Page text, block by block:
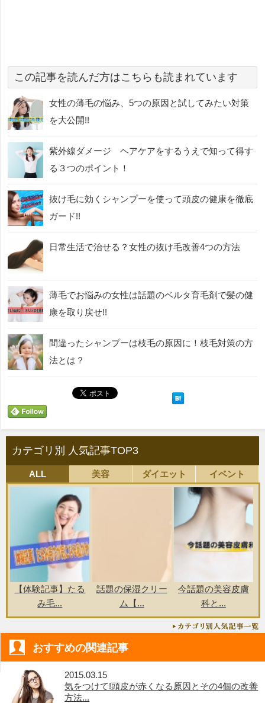
この記事を読んだ方はこちらも読まれています
女性の薄毛の悩み、5つの原因と試してみたい対策
を大公開!!
紫外線ダメージ ヘアケアをするうえで知って得す
る３つのポイント！
抜け毛に効くシャンプーを使って頭皮の健康を徹底
ガード!!
日常生活で治せる？女性の抜け毛改善4つの方法
薄毛でお悩みの女性は話題のベルタ育毛剤で髪の健
康を取り戻せ!!
間違ったシャンプーは枝毛の原因に！枝毛対策の方
法とは？
カテゴリ別 人気記事TOP3
ALL 美容 ダイエット イベント
【体験記事】たる
み毛...
話題の保湿クリー
ム【...
今話題の美容皮膚
科と...
おすすめの関連記事
2015.03.15
気をつけて!頭皮が赤くなる原因とその4個の改善
方法...